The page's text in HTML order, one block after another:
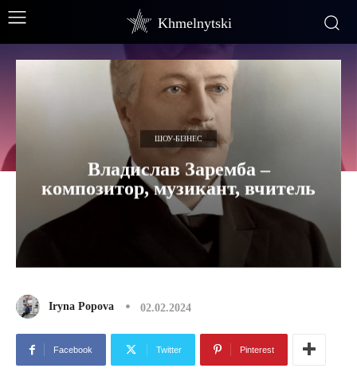
Khmelnytski
ШОУ-БІЗНЕС
Владислав Заремба –
композитор, музикант, вчитель
Iryna Popova 02.02.2024
Facebook Twitter Pinterest